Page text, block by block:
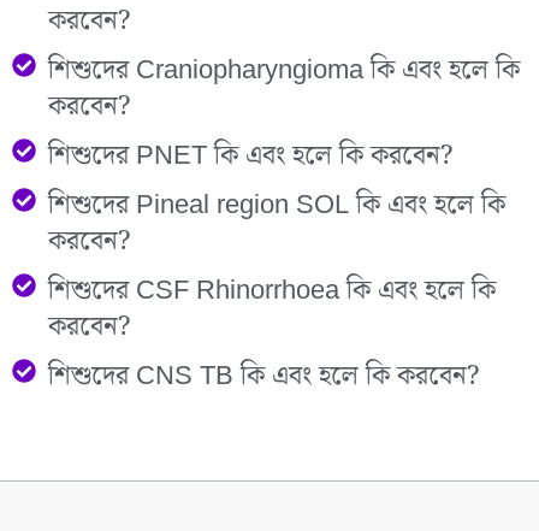
করবেন?
শিশুদের Craniopharyngioma কি এবং হলে কি
করবেন?
শিশুদের PNET কি এবং হলে কি করবেন?
শিশুদের Pineal region SOL কি এবং হলে কি
করবেন?
শিশুদের CSF Rhinorrhoea কি এবং হলে কি
করবেন?
শিশুদের CNS TB কি এবং হলে কি করবেন?